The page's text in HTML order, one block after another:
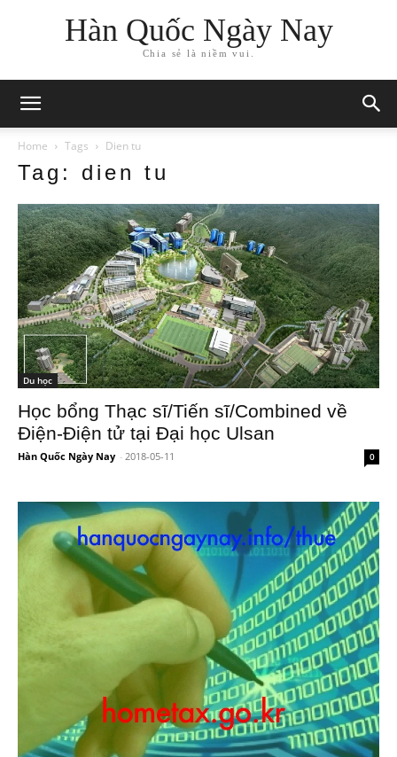
Hàn Quốc Ngày Nay
Chia sẻ là niềm vui.
Home Tags Dien tu
Tag: dien tu
Du học
Học bổng Thạc sĩ/Tiến sĩ/Combined về
Điện-Điện tử tại Đại học Ulsan
Hàn Quốc Ngày Nay - 2018-05-11 0